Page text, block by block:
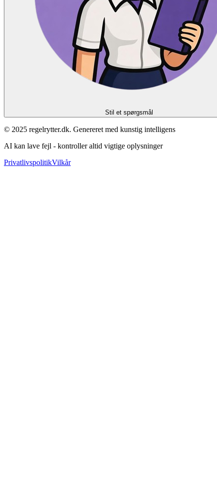
Stil et spørgsmål
© 2025 regelrytter.dk. Genereret med kunstig intelligens
AI kan lave fejl - kontroller altid vigtige oplysninger
PrivatlivspolitikVilkår